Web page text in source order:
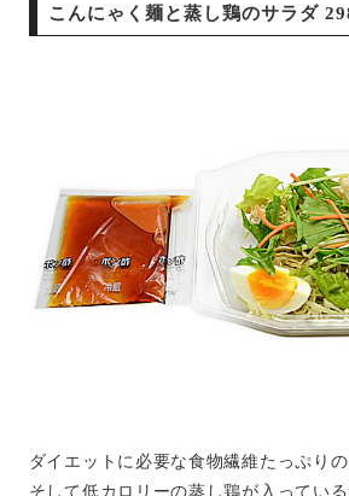
こんにゃく麺と蒸し鶏のサラダ
ダイエットに必要な食物繊維たっぷり
そして低カロリーの蒸し鶏が入っている